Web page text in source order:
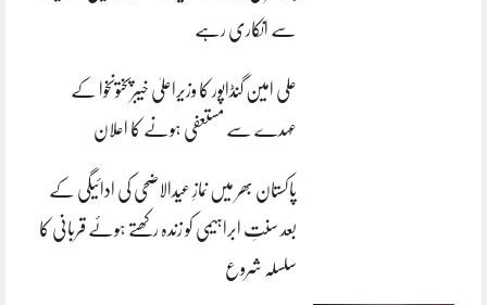
سے انکاری رہے
علی امین گنڈاپور کا وزیراعلیٰ خیبرپختونخوا کے
عہدے سے مستعفی ہونے کا اعلان
پاکستان بھر میں نمازِ عیدالاضحی کی ادائیگی کے
بعد سنتِ ابراہیمی کو زندہ رکھتے ہوئے قربانی کا
سلسلہ شروع